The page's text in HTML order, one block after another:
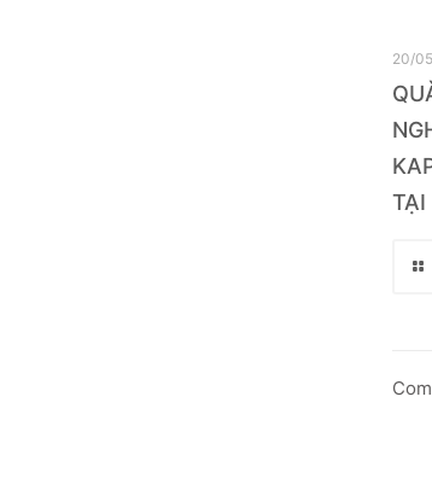
20/
TẠI